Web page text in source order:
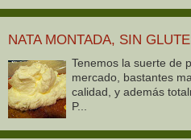
NATA MONTADA, SIN
Tenemos la suerte de
mercado, bastantes
calidad, y además
P...